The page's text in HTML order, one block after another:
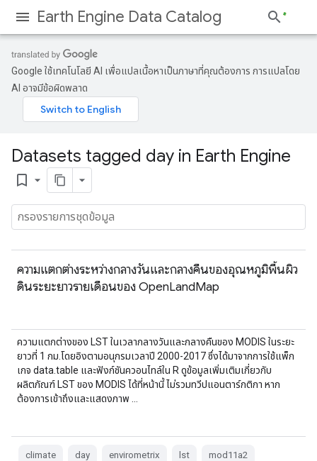
Earth Engine Data Catalog
Google ใช้เทคโนโลยี AI เพื่อแปลเนื้อหาเป็นภาษาที่คุณต้องการ การแปลโดย
AI อาจมีข้อผิดพลาด
Datasets tagged day in Earth Engine
bookmark_border
ความแตกต่างระหว่างกลางวันและกลางคืนของอุณหภูมิพื้นผิว
ดินระยะยาวรายเดือนของ OpenLandMap
ความแตกต่างของ LST ในเวลากลางวันและกลางคืนของ MODIS ในระยะ
ยาวที่ 1 กม.โดยอิงตามอนุกรมเวลาปี 2000-2017 ซึ่งได้มาจากการใช้แพ็ก
เกจ data.table และฟังก์ชันควอนไทล์ใน R ดูข้อมูลเพิ่มเติมเกี่ยวกับ
ผลิตภัณฑ์ LST ของ MODIS ได้ที่หน้านี้ ไม่รวมทวีปแอนตาร์กติกา หาก
ต้องการเข้าถึงและแสดงภาพ …
climate day envirometrix lst mod11a2